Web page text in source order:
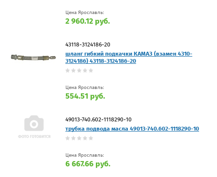
Цена Ярославль:
2 960.12 руб.
43118-3124186-20
шланг гибкий подкачки КАМАЗ (взамен 4310-
3124186) 43118-3124186-20
Цена Ярославль:
554.51 руб.
49013-740.602-1118290-10
трубка подвода масла 49013-740.602-1118290-10
Цена Ярославль:
6 667.66 руб.